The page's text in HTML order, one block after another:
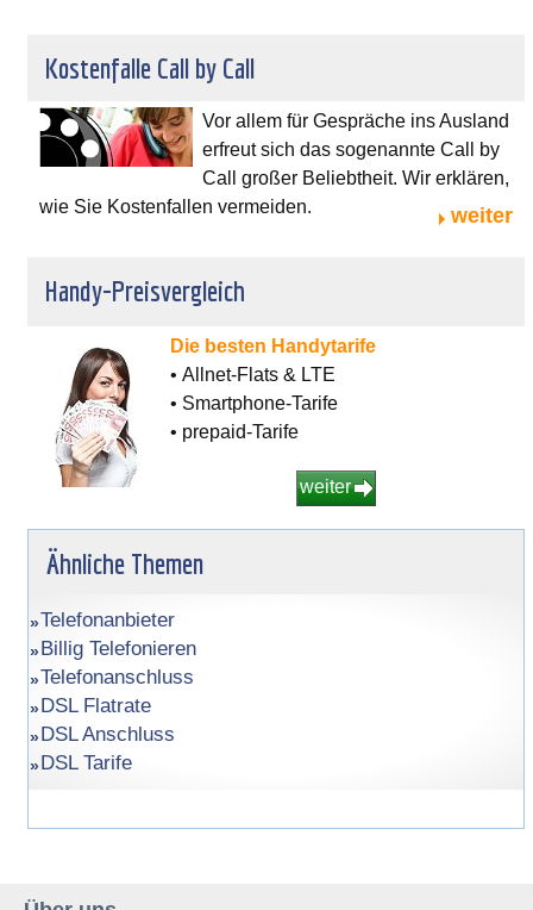
Kostenfalle Call by Call
Vor allem für Gespräche ins Ausland
erfreut sich das sogenannte Call by
Call großer Beliebtheit. Wir erklären,
wie Sie Kostenfallen vermeiden.
weiter
Handy-Preisvergleich
Die besten Handytarife
• Allnet-Flats & LTE
• Smartphone-Tarife
• prepaid-Tarife
weiter
Ähnliche Themen
Telefonanbieter
Billig Telefonieren
Telefonanschluss
DSL Flatrate
DSL Anschluss
DSL Tarife